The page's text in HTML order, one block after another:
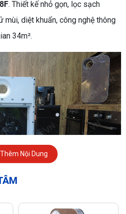
. Thiết kế nhỏ gọn, lọc sạch
mùi, diệt khuẩn, công nghệ thông
34m².
khí trong lành là yếu tố then
Nội Dung